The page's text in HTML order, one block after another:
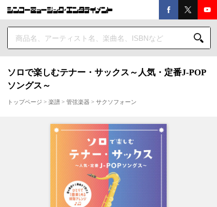
ソロで楽しむテナー・サックス～人気・定番J-POP
ソングス～
トップページ > 楽譜 > 管弦楽器 > サクソフォーン